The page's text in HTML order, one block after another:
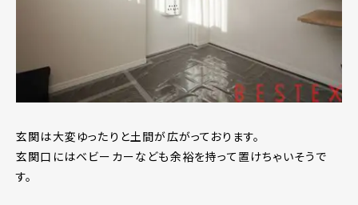
玄関は大変ゆったりと土間が広がっております。
玄関口にはベビーカーなども余裕を持って置けちゃいそうで
す。